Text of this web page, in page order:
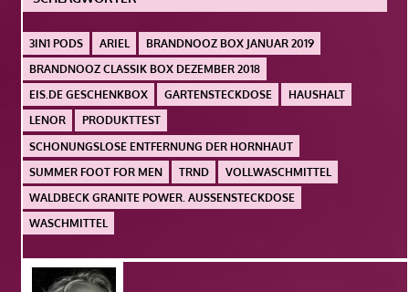
3IN1 PODS ARIEL
BRANDNOOZ BOX JANUAR 2019
BRANDNOOZ CLASSIK BOX DEZEMBER 2018
EIS.DE GESCHENKBOX
GARTENSTECKDOSE
HAUSHALT
LENOR
PRODUKTTEST
SCHONUNGSLOSE ENTFERNUNG DER HORNHAUT
SUMMER FOOT FOR MEN
TRND
VOLLWASCHMITTEL
WALDBECK GRANITE POWER. AUSSENSTECKDOSE
WASCHMITTEL